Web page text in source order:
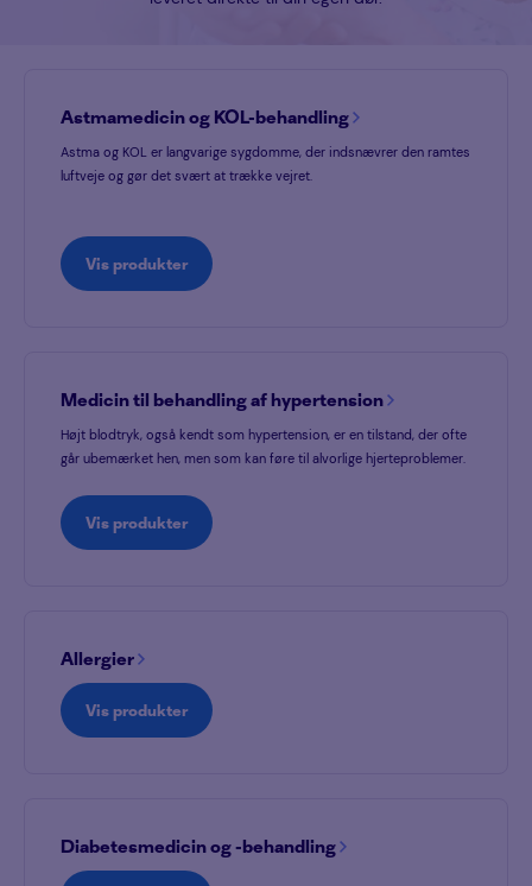
Astmamedicin og KOL-behandling
Astma og KOL er langvarige sygdomme, der indsnævrer den ramtes
luftveje og gør det svært at trække vejret.
Vis produkter
Medicin til behandling af hypertension
Højt blodtryk, også kendt som hypertension, er en tilstand, der ofte
går ubemærket hen, men som kan føre til alvorlige hjerteproblemer.
Vis produkter
Allergier
Vis produkter
Diabetesmedicin og -behandling